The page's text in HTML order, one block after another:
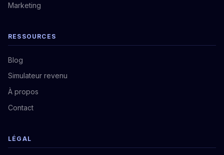
Marketing
RESSOURCES
Blog
Simulateur revenu
À propos
Contact
LÉGAL